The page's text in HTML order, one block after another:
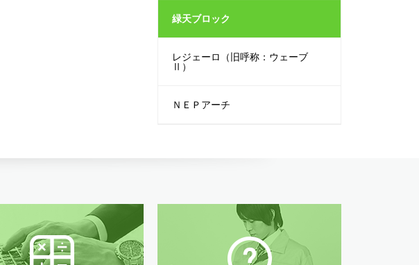
緑天ブロック
レジェーロ（旧呼称：ウェーブ
Ⅱ）
ＮＥＰアーチ